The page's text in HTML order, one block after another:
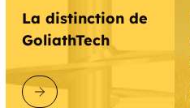
La distinction de
GoliathTech
DÉCOUVRIR GOLIATHTECH